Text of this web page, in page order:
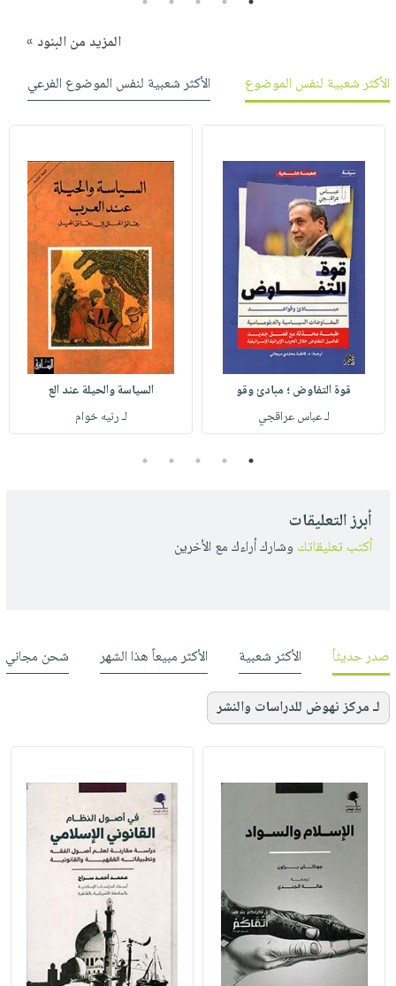
المزيد من البنود »
الأكثر شعبية لنفس الموضوع
الأكثر شعبية لنفس الموضوع الفرعي
قوة التفاوض ؛ مبادئ وقو
لـ عباس عراقجي
السياسة والحيلة عند الع
لـ رنيه خوام
1
2
3
4
5
أبرز التعليقات
أكتب تعليقاتك وشارك أراءك مع الأخرين
صدر حديثاً الأكثر شعبية الأكثر مبيعاً هذا الشهر شحن مجاني
لـ مركز نهوض للدراسات والنشر